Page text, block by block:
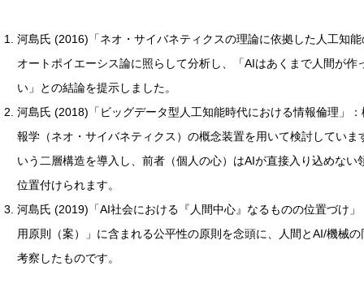
河島氏 (2016)「ネオ・サイバネティクスの理論に依拠した人工知
オートポイエーシス論に照らして分析し、「AIはあくまで人間が
い」との結論を提示しました。
河島氏 (2018)「ビッグデータ型人工知能時代における情報倫理」
報学（ネオ・サイバネティクス）の概念装置を用いて検討してい
いう二層構造を導入し、前者（個人の心）はAIが直接入り込めな
位置付けられます。
河島氏 (2019)「AI社会における『人間中心』なるものの位置づけ
用原則（案）」に含まれる公平性の原則を念頭に、人間とAI/機械
考察したものです。